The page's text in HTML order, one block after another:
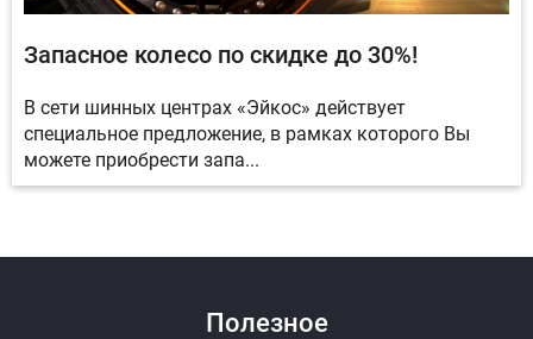
Запасное колесо по скидке до 30%!
В сети шинных центрах «Эйкос» действует
специальное предложение, в рамках которого Вы
можете приобрести запа...
Полезное